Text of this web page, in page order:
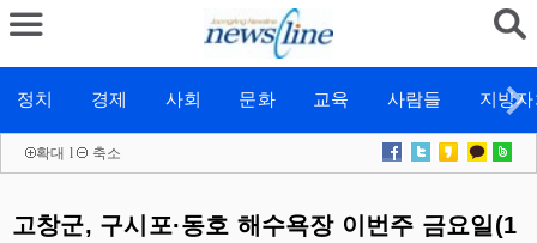
정치 경제 사회 문화 교육 사람들 지방
확대 l 축소
고창군, 구시포·동호 해수욕장 이번주 금요일(1